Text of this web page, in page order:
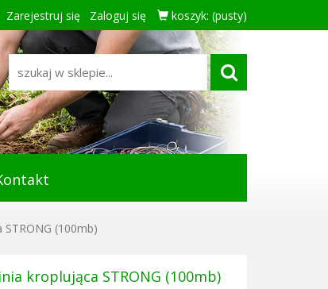
Zarejestruj się Zaloguj się koszyk: (pusty)
(100mb)
kroplująca STRONG (100mb)